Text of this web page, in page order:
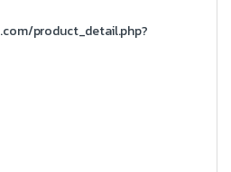
product_detail.php?